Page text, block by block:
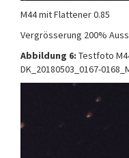
M44 mit Flattener 0.85
Vergrösserung 200%
Abbildung 6: Testfoto
DK_20180503_0167-